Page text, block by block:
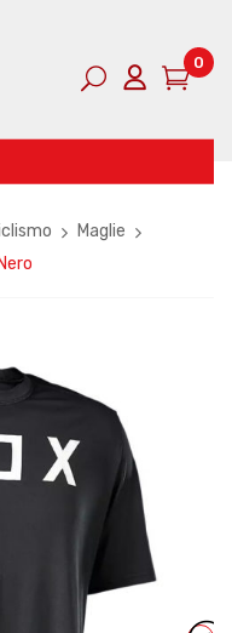
0
Maglie